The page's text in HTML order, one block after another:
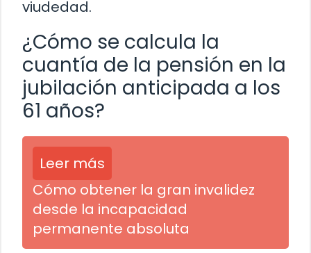
viudedad.
¿Cómo se calcula la
cuantía de la pensión en la
jubilación anticipada a los
61 años?
Leer más
Cómo obtener la gran invalidez
desde la incapacidad
permanente absoluta